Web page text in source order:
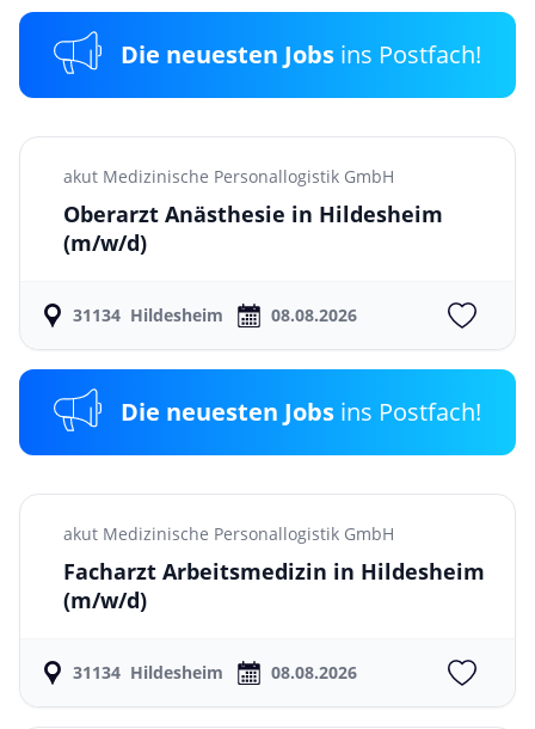
Die neuesten Jobs ins Postfach!
akut Medizinische Personallogistik GmbH
Oberarzt Anästhesie in Hildesheim
(m/w/d)
31134 Hildesheim 08.08.2026
Die neuesten Jobs ins Postfach!
akut Medizinische Personallogistik GmbH
Facharzt Arbeitsmedizin in Hildesheim
(m/w/d)
31134 Hildesheim 08.08.2026